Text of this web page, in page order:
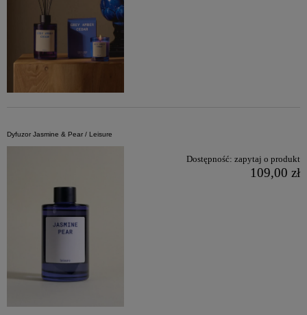
Dyfuzor Jasmine & Pear / Leisure
Dostępność: zapytaj o produkt
109,00 zł